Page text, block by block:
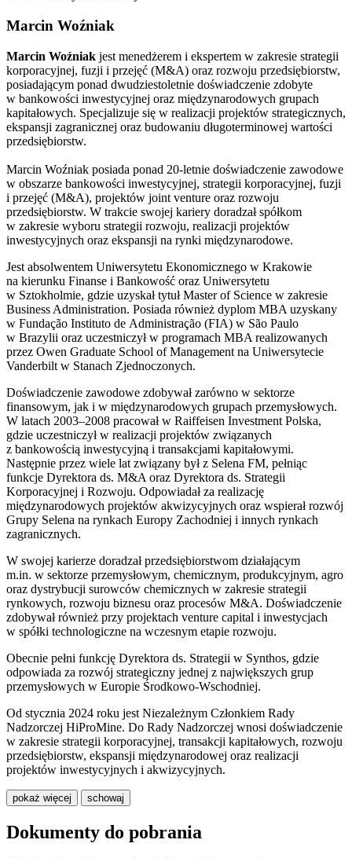
Marcin Woźniak
Marcin Woźniak jest menedżerem i ekspertem w zakresie strategii
korporacyjnej, fuzji i przejęć (M&A) oraz rozwoju przedsiębiorstw,
posiadającym ponad dwudziestoletnie doświadczenie zdobyte
w bankowości inwestycyjnej oraz międzynarodowych grupach
kapitałowych. Specjalizuje się w realizacji projektów strategicznych,
ekspansji zagranicznej oraz budowaniu długoterminowej wartości
przedsiębiorstw.
Marcin Woźniak posiada ponad 20-letnie doświadczenie zawodowe
w obszarze bankowości inwestycyjnej, strategii korporacyjnej, fuzji
i przejęć (M&A), projektów joint venture oraz rozwoju
przedsiębiorstw. W trakcie swojej kariery doradzał spółkom
w zakresie wyboru strategii rozwoju, realizacji projektów
inwestycyjnych oraz ekspansji na rynki międzynarodowe.
Jest absolwentem Uniwersytetu Ekonomicznego w Krakowie
na kierunku Finanse i Bankowość oraz Uniwersytetu
w Sztokholmie, gdzie uzyskał tytuł Master of Science w zakresie
Business Administration. Posiada również dyplom MBA uzyskany
w Fundação Instituto de Administração (FIA) w São Paulo
w Brazylii oraz uczestniczył w programach MBA realizowanych
przez Owen Graduate School of Management na Uniwersytecie
Vanderbilt w Stanach Zjednoczonych.
Doświadczenie zawodowe zdobywał zarówno w sektorze
finansowym, jak i w międzynarodowych grupach przemysłowych.
W latach 2003–2008 pracował w Raiffeisen Investment Polska,
gdzie uczestniczył w realizacji projektów związanych
z bankowością inwestycyjną i transakcjami kapitałowymi.
Następnie przez wiele lat związany był z Selena FM, pełniąc
funkcje Dyrektora ds. M&A oraz Dyrektora ds. Strategii
Korporacyjnej i Rozwoju. Odpowiadał za realizację
międzynarodowych projektów akwizycyjnych oraz wspierał rozwój
Grupy Selena na rynkach Europy Zachodniej i innych rynkach
zagranicznych.
W swojej karierze doradzał przedsiębiorstwom działającym
m.in. w sektorze przemysłowym, chemicznym, produkcyjnym, agro
oraz dystrybucji surowców chemicznych w zakresie strategii
rynkowych, rozwoju biznesu oraz procesów M&A. Doświadczenie
zdobywał również przy projektach venture capital i inwestycjach
w spółki technologiczne na wczesnym etapie rozwoju.
Obecnie pełni funkcję Dyrektora ds. Strategii w Synthos, gdzie
odpowiada za rozwój strategiczny jednej z największych grup
przemysłowych w Europie Środkowo-Wschodniej.
Od stycznia 2024 roku jest Niezależnym Członkiem Rady
Nadzorczej HiProMine. Do Rady Nadzorczej wnosi doświadczenie
w zakresie strategii korporacyjnej, transakcji kapitałowych, rozwoju
przedsiębiorstw, ekspansji międzynarodowej oraz realizacji
projektów inwestycyjnych i akwizycyjnych.
pokaż więcej schowaj
Dokumenty do pobrania